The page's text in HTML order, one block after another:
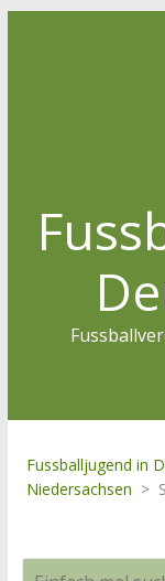
Fussballjugend in
Niedersachsen >